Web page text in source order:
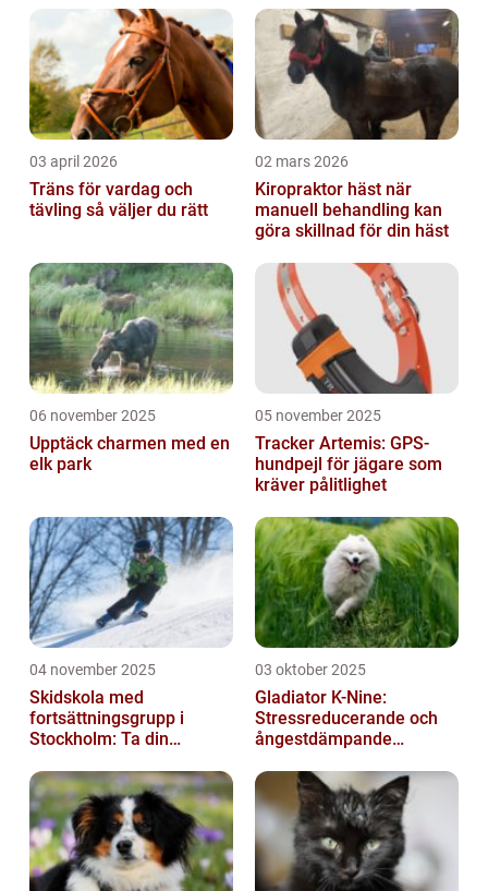
fascinerande fågel och utforska dess olika
aspekter, inkl...
03 april 2026
Träns för vardag och
tävling så väljer du rätt
02 mars 2026
Kiropraktor häst när
manuell behandling kan
göra skillnad för din häst
06 november 2025
Upptäck charmen med en
elk park
05 november 2025
Tracker Artemis: GPS-
hundpejl för jägare som
kräver pålitlighet
04 november 2025
Skidskola med
fortsättningsgrupp i
Stockholm: Ta din
03 oktober 2025
Gladiator K-Nine:
Stressreducerande och
ångestdämpande